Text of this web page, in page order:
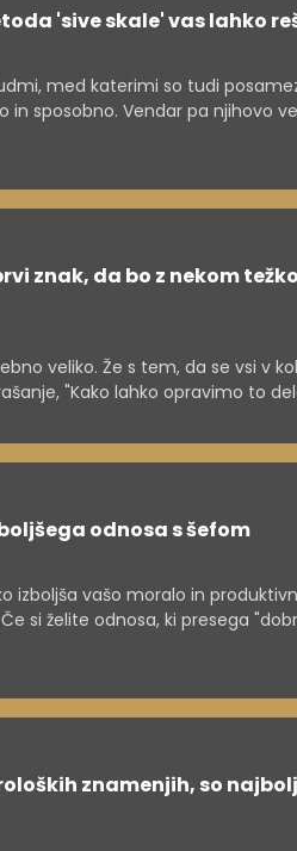
'sive skale' vas lahko
med katerimi so tudi
in sposobno. Vendar pa njihovo
pred njim, pojasnjuje direktorica
psihopatije, dr. Leonida
znak, da bo z nekom težko
veliko. Že s tem, da se vsi v
"Kako lahko opravimo to
odnosa s šefom
izboljša vašo moralo in
si želite odnosa, ki presega
znamenjih, so